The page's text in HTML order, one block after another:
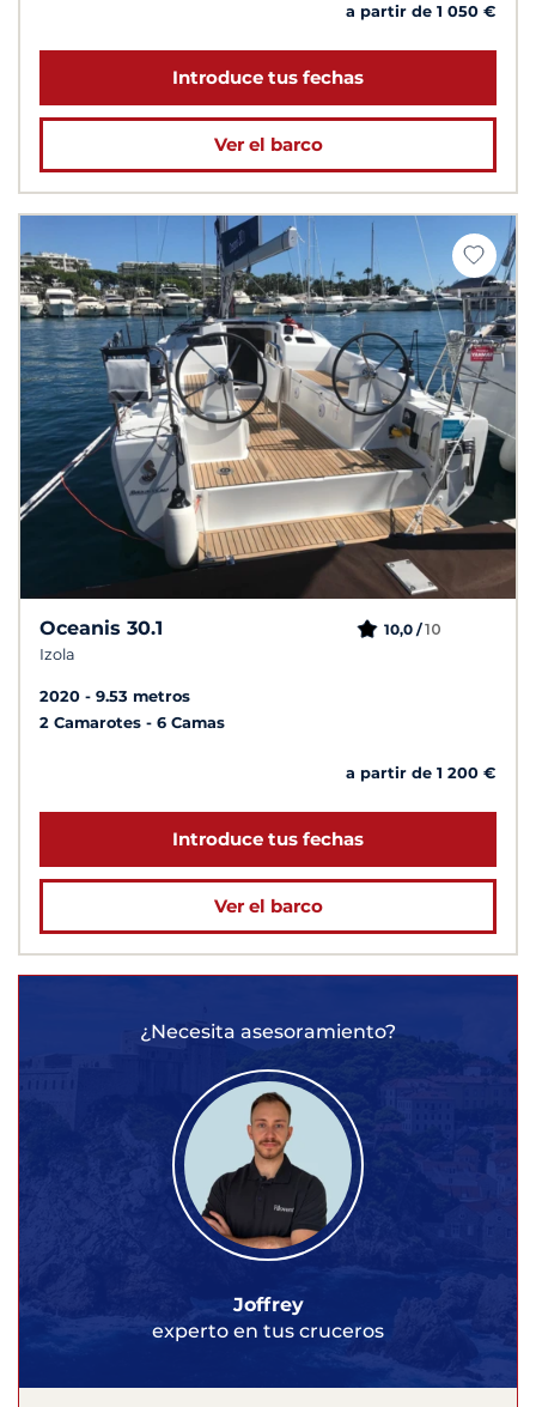
a partir de 1 050 €
Introduce tus fechas
Ver el barco
Oceanis 30.1
Izola
10,0 /10
2020
9.53 metros
2 Camarotes
6 Camas
a partir de 1 200 €
Introduce tus fechas
Ver el barco
¿Necesita asesoramiento?
Joffrey
experto en tus cruceros